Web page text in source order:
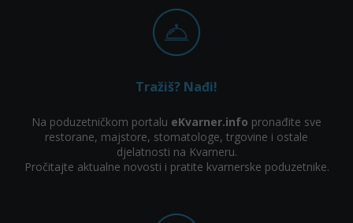
Tražiš? Nađi!
Na poduzetničkom portalu eKvarner.info pronađite sve
restorane, majstore, stomatologe, trgovine i ostale
djelatnosti na Kvarneru.
Pročitajte aktualne novosti i pratite kvarnerske poduzetnike.